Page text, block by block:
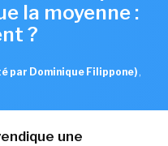
la moyenne :
?
par Dominique Filippone) ,
une